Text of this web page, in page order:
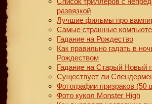
развязкой
Лучшие фильмы про
Самые страшные
Гадание на Рождество
Как правильно гадать в
Рождеством
Гадание на Старый Новый
Существует ли
Фотографии призраков (50
Фото кукол Monster High